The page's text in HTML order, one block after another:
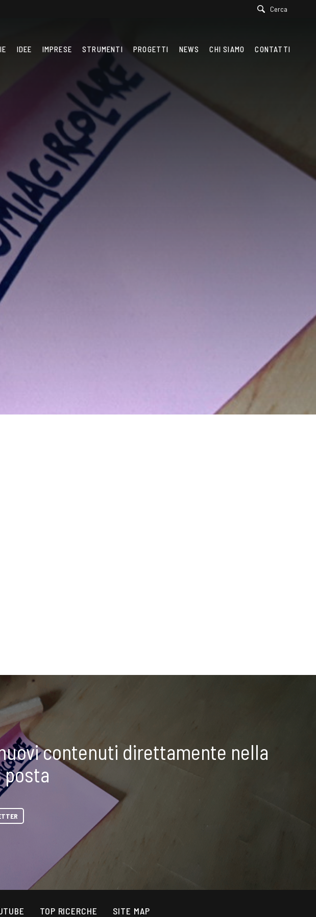
Cerca
IDEE IMPRESE STRUMENTI PROGETTI NEWS CHI SIAMO CONTATTI
contenuti direttamente nella
TOP RICERCHE SITE MAP